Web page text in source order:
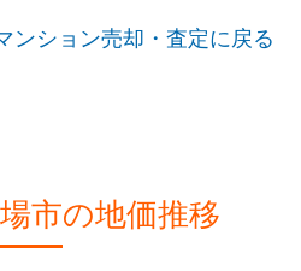
ンション売却・査定に戻る
市の地価推移